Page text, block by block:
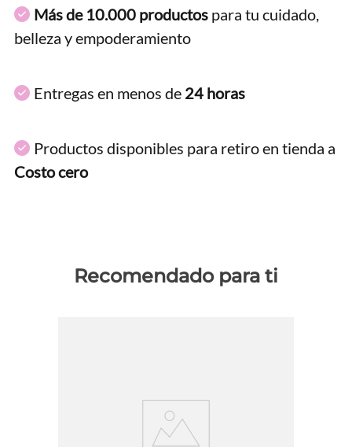
Más de 10.000 productos para tu cuidado,
belleza y empoderamiento
Entregas en menos de 24 horas
Productos disponibles para retiro en tienda a
Costo cero
Recomendado para ti